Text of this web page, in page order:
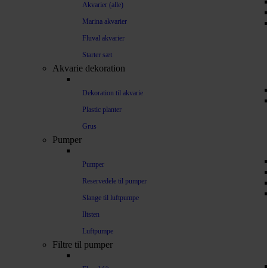
Akvarier (alle)
Marina akvarier
Fluval akvarier
Starter sæt
Akvarie dekoration
Dekoration til akvarie
Plastic planter
Grus
Pumper
Pumper
Reservedele til pumper
Slange til luftpumpe
Iltsten
Luftpumpe
Filtre til pumper